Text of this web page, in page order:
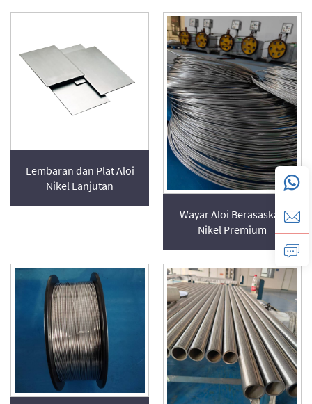
Lembaran dan Plat Aloi
Nikel Lanjutan
Wayar Aloi Berasaskan
Nikel Premium